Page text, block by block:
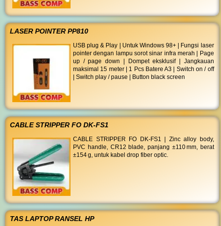
LASER POINTER PP810
USB plug & Play | Untuk Windows 98+ | Fungsi laser
pointer dengan lampu sorot sinar infra merah | Page
up / page down | Dompet eksklusif | Jangkauan
maksimal 15 meter | 1 Pcs Batere A3 | Switch on / off
| Switch play / pause | Button black screen
CABLE STRIPPER FO DK-FS1
CABLE STRIPPER FO DK-FS1 | Zinc alloy body,
PVC handle, CR12 blade, panjang ±110 mm, berat
±154 g, untuk kabel drop fiber optic.
TAS LAPTOP RANSEL HP